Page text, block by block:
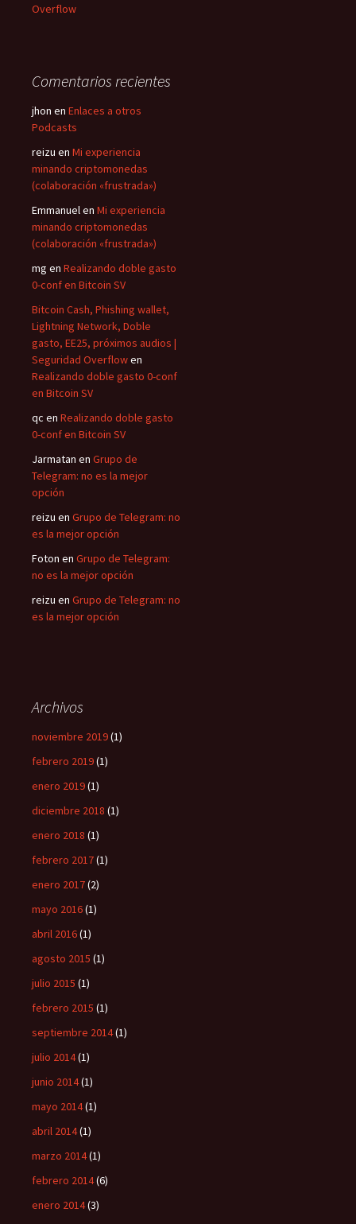
Overflow
Comentarios recientes
jhon en Enlaces a otros
Podcasts
reizu en Mi experiencia
minando criptomonedas
(colaboración «frustrada»)
Emmanuelen Mi experiencia
minando criptomonedas
(colaboración «frustrada»)
mg en Realizando doble gasto
0-conf en Bitcoin SV
Bitcoin Cash, Phishing wallet,
Lightning Network, Doble
gasto, EE25, próximos audios |
Seguridad Overflowen
Realizando doble gasto 0-conf
en Bitcoin SV
qc en Realizando doble gasto
0-conf en Bitcoin SV
Jarmatan en Grupo de
Telegram: no es la mejor
opción
reizu en Grupo de Telegram: no
es la mejor opción
Foton en Grupo de Telegram:
no es la mejor opción
reizu en Grupo de Telegram: no
es la mejor opción
Archivos
noviembre 2019(1)
febrero 2019(1)
enero 2019(1)
diciembre 2018 (1)
enero 2018 (1)
febrero 2017(1)
enero 2017(2)
mayo 2016(1)
abril 2016(1)
agosto 2015 (1)
julio 2015 (1)
febrero 2015 (1)
septiembre 2014(1)
julio 2014(1)
junio 2014(1)
mayo 2014(1)
abril 2014(1)
marzo 2014(1)
febrero 2014(6)
enero 2014(3)